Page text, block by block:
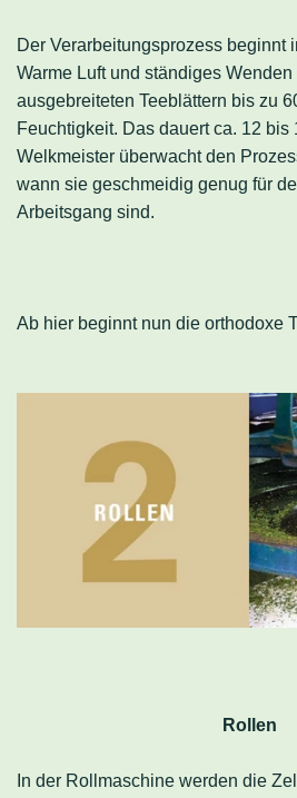
Der Verarbeitungsprozess beginnt
Warme Luft und ständiges
ausgebreiteten Teeblättern bis zu
Feuchtigkeit. Das dauert ca. 12 bis
Welkmeister überwacht den
wann sie geschmeidig genug für
Arbeitsgang sind.
Ab hier beginnt nun die orthodoxe
Rollen
In der Rollmaschine werden die